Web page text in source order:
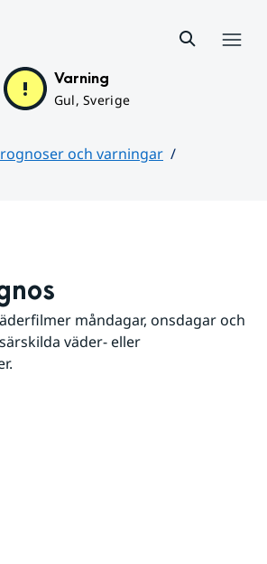
Varning
Gul, Sverige
och varningar
måndagar, onsdagar och
väder- eller